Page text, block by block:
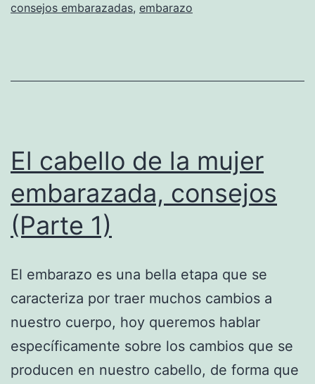
consejos embarazadas, embarazo
El cabello de la mujer
embarazada, consejos
(Parte 1)
El embarazo es una bella etapa que se
caracteriza por traer muchos cambios a
nuestro cuerpo, hoy queremos hablar
específicamente sobre los cambios que se
producen en nuestro cabello, de forma que